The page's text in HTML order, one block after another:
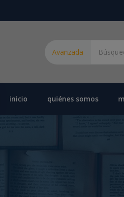
Avanzada
inicio quiénes somos